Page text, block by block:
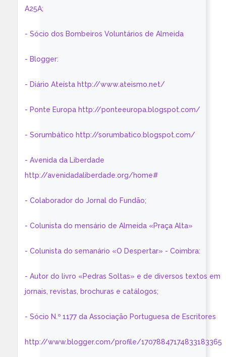
A25A;
- Sócio dos Bombeiros Voluntários de Almeida
- Blogger:
- Diário Ateísta http://www.ateismo.net/
- Ponte Europa http://ponteeuropa.blogspot.com/
- Sorumbático http://sorumbatico.blogspot.com/
- Avenida da Liberdade
http://avenidadaliberdade.org/home#
- Colaborador do Jornal do Fundão;
- Colunista do mensário de Almeida «Praça Alta»
- Colunista do semanário «O Despertar» - Coimbra:
- Autor do livro «Pedras Soltas» e de diversos textos em
jornais, revistas, brochuras e catálogos;
- Sócio N.º 1177 da Associação Portuguesa de Escritores
http://www.blogger.com/profile/17078847174833183365